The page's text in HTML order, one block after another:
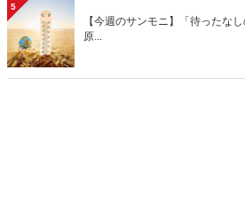
5
【今週のサンモニ】「待ったな
原...